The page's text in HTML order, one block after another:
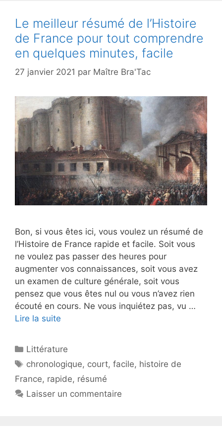
Le meilleur résumé de l’Histoire
de France pour tout comprendre
en quelques minutes, facile
27 janvier 2021 par Maître Bra'Tac
Bon, si vous êtes ici, vous voulez un résumé de
l’Histoire de France rapide et facile. Soit vous
ne voulez pas passer des heures pour
augmenter vos connaissances, soit vous avez
un examen de culture générale, soit vous
pensez que vous êtes nul ou vous n’avez rien
écouté en cours. Ne vous inquiétez pas, vu …
Lire la suite
Catégories
Littérature
Étiquettes
chronologique, court,facile, histoire de
France, rapide, résumé
Laisser un commentaire